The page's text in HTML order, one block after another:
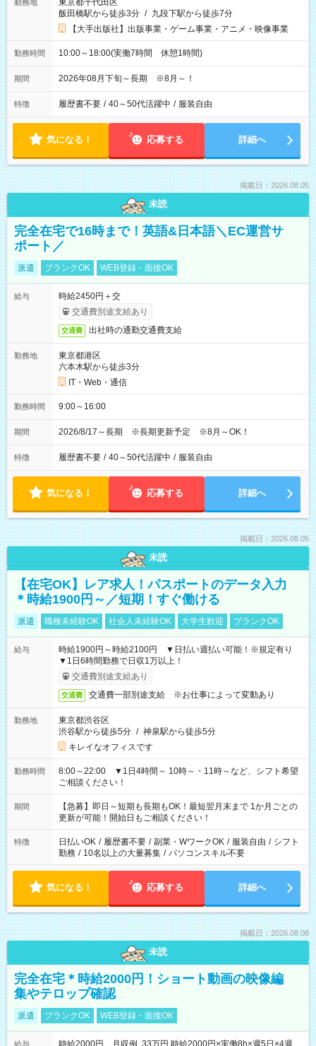
勤務地
東京都千代田区
飯田橋駅から徒歩3分 / 九段下駅から徒歩7分
【大手出版社】出版事業・ゲーム事業・アニメ・映像事業
勤務時間 10:00～18:00(実働7時間 休憩1時間)
期間 2026年08月下旬～長期 ※8月～！
特徴 履歴書不要 / 40～50代活躍中 / 服装自由
気になる！ 応募する 詳細へ
掲載日：2026.08.05
未読
完全在宅で16時まで！英語&日本語＼EC運営サ
ポート／
派遣 ブランクOK WEB登録・面接OK
給与
時給2450円＋交
交通費別途支給あり
交通費 出社時の通勤交通費支給
勤務地
東京都港区
六本木駅から徒歩3分
IT・Web・通信
勤務時間 9:00～16:00
期間 2026/8/17～長期 ※長期更新予定 ※8月～OK！
特徴 履歴書不要 / 40～50代活躍中 / 服装自由
気になる！ 応募する 詳細へ
掲載日：2026.08.05
未読
【在宅OK】レア求人！パスポートのデータ入力
＊時給1900円～／短期！すぐ働ける
派遣 職種未経験OK 社会人未経験OK 大学生歓迎 ブランクOK
給与
時給1900円～時給2100円 ▼日払い週払い可能！※規定有り
▼1日6時間勤務で日収1万以上！
交通費別途支給あり
交通費 交通費一部別途支給 ※お仕事によって変動あり
勤務地
東京都渋谷区
渋谷駅から徒歩5分 / 神泉駅から徒歩5分
キレイなオフィスです
勤務時間
8:00～22:00 ▼1日4時間～ 10時～・11時～など、シフト希望
ご相談ください！
期間
【急募】即日～短期も長期もOK！最短翌月末まで 1か月ごとの
更新が可能！開始日もご相談ください！
特徴 日払いOK / 履歴書不要 / 副業・WワークOK / 服装自由 / シフト
勤務 / 10名以上の大量募集 / パソコンスキル不要
気になる！ 応募する 詳細へ
掲載日：2026.08.08
未読
完全在宅＊時給2000円！ショート動画の映像編
集やテロップ確認
派遣 ブランクOK WEB登録・面接OK
給与 時給2000円 月収例 33万円 時給2000円×実働8h×週5日×4週